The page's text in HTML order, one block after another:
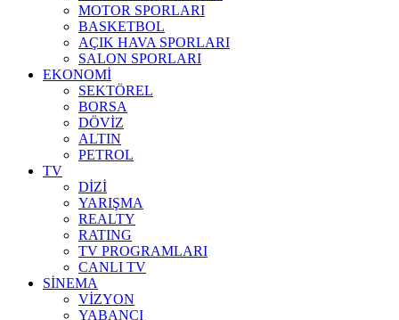
MOTOR SPORLARI
BASKETBOL
AÇIK HAVA SPORLARI
SALON SPORLARI
EKONOMİ
SEKTÖREL
BORSA
DÖVİZ
ALTIN
PETROL
TV
DİZİ
YARIŞMA
REALTY
RATING
TV PROGRAMLARI
CANLI TV
SİNEMA
VİZYON
YABANCI